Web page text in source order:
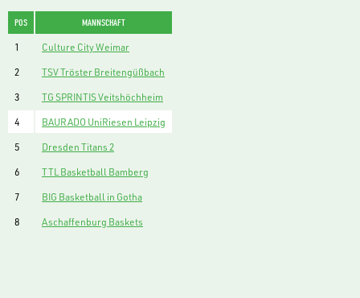
POS MANNSCHAFT
1
Culture City Weimar
2
TSV Tröster Breitengüßbach
3
TG SPRINTIS Veitshöchheim
4
BAURADO UniRiesen Leipzig
5
Dresden Titans 2
6
TTL Basketball Bamberg
7
BIG Basketball in Gotha
8
Aschaffenburg Baskets